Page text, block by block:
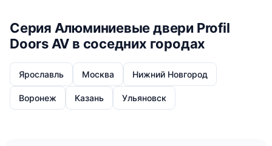
Серия Алюминиевые двери Profil
Doors AV в соседних городах
Ярославль Москва Нижний Новгород
Воронеж Казань Ульяновск